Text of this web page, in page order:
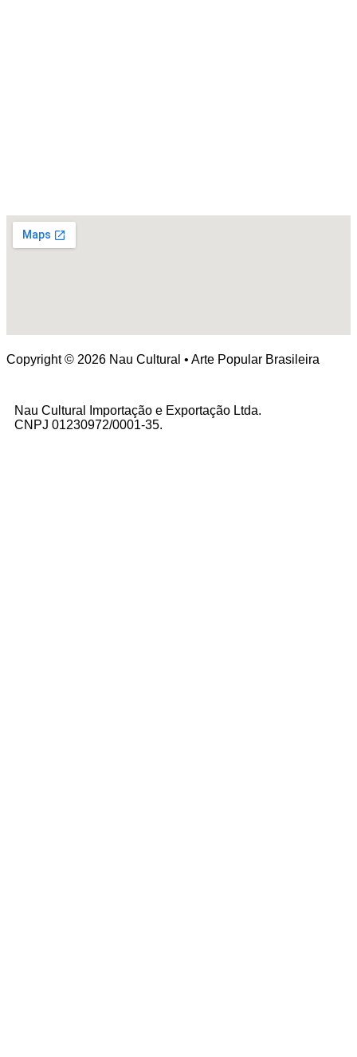
Copyright © 2026 Nau Cultural • Arte Popular Brasileira
Nau Cultural Importação e Exportação Ltda.
CNPJ 01230972/0001-35.